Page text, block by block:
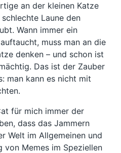
an der kleinen Katze
Laune den
Wann immer ein
muss man an die
denken – und schon ist
Das ist der Zauber
man kann es nicht mit
für mich immer der
dass das Jammern
Welt im Allgemeinen und
von Memes im Speziellen